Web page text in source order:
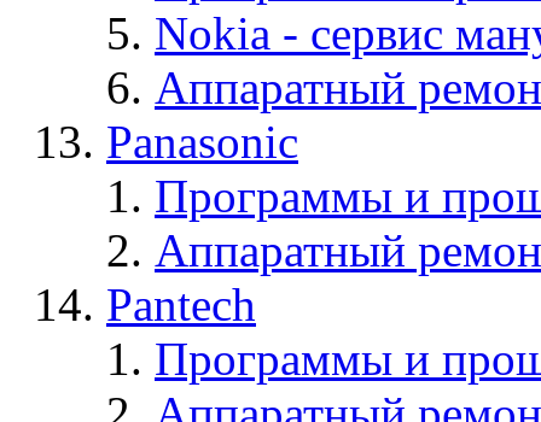
Nokia - cервис
Аппаратный
Panasonic
Программы и
Аппаратный
Pantech
Программы и